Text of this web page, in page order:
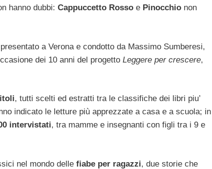
hanno dubbi: Cappuccetto Rosso e Pinocchio non
a Verona e condotto da Massimo Sumberesi,
dei 10 anni del progetto Leggere per crescere,
, tutti scelti ed estratti tra le classifiche dei libri piu’
indicato le letture più apprezzate a casa e a scuola; in
intervistati, tra mamme e insegnanti con figli tra i 9 e
nel mondo delle fiabe per ragazzi, due storie che